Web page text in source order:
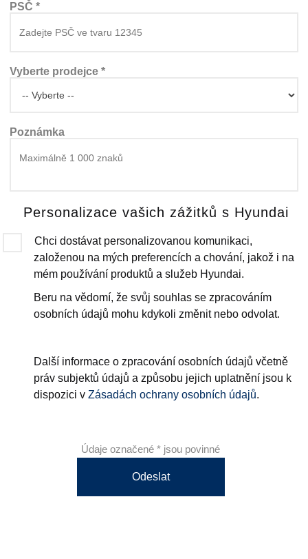
PSČ *
Vyberte prodejce *
Poznámka
Personalizace vašich zážitků s Hyundai
Chci dostávat personalizovanou komunikaci,
založenou na mých preferencích a chování, jakož i na
mém používání produktů a služeb Hyundai.
Beru na vědomí, že svůj souhlas se zpracováním
osobních údajů mohu kdykoli změnit nebo odvolat.
Další informace o zpracování osobních údajů včetně
práv subjektů údajů a způsobu jejich uplatnění jsou k
dispozici v Zásadách ochrany osobních údajů.
Údaje označené * jsou povinné
Odeslat